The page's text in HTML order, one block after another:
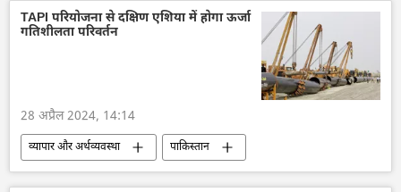
TAPI परियोजना से दक्षिण एशिया में होगा ऊर्जा
गतिशीलता परिवर्तन
28 अप्रैल 2024, 14:14
व्यापार और अर्थव्यवस्था
पाकिस्तान
अफगानिस्तान
भारत
दिल्ली